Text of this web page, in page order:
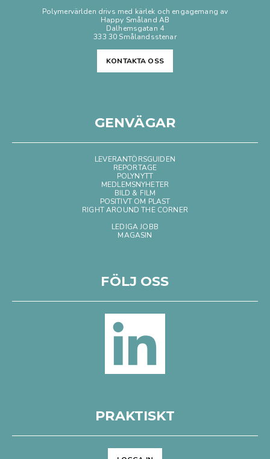
Polymervärlden drivs med kärlek och engagemang av
Happy Småland AB
Dalhemsgatan 4
333 30 Smålandsstenar
KONTAKTA OSS
GENVÄGAR
LEVERANTÖRSGUIDEN
REPORTAGE
POLYNYTT
MEDLEMSNYHETER
BILD & FILM
POSITIVT OM PLAST
RIGHT AROUND THE CORNER
LEDIGA JOBB
MAGASIN
FÖLJ OSS
PRAKTISKT